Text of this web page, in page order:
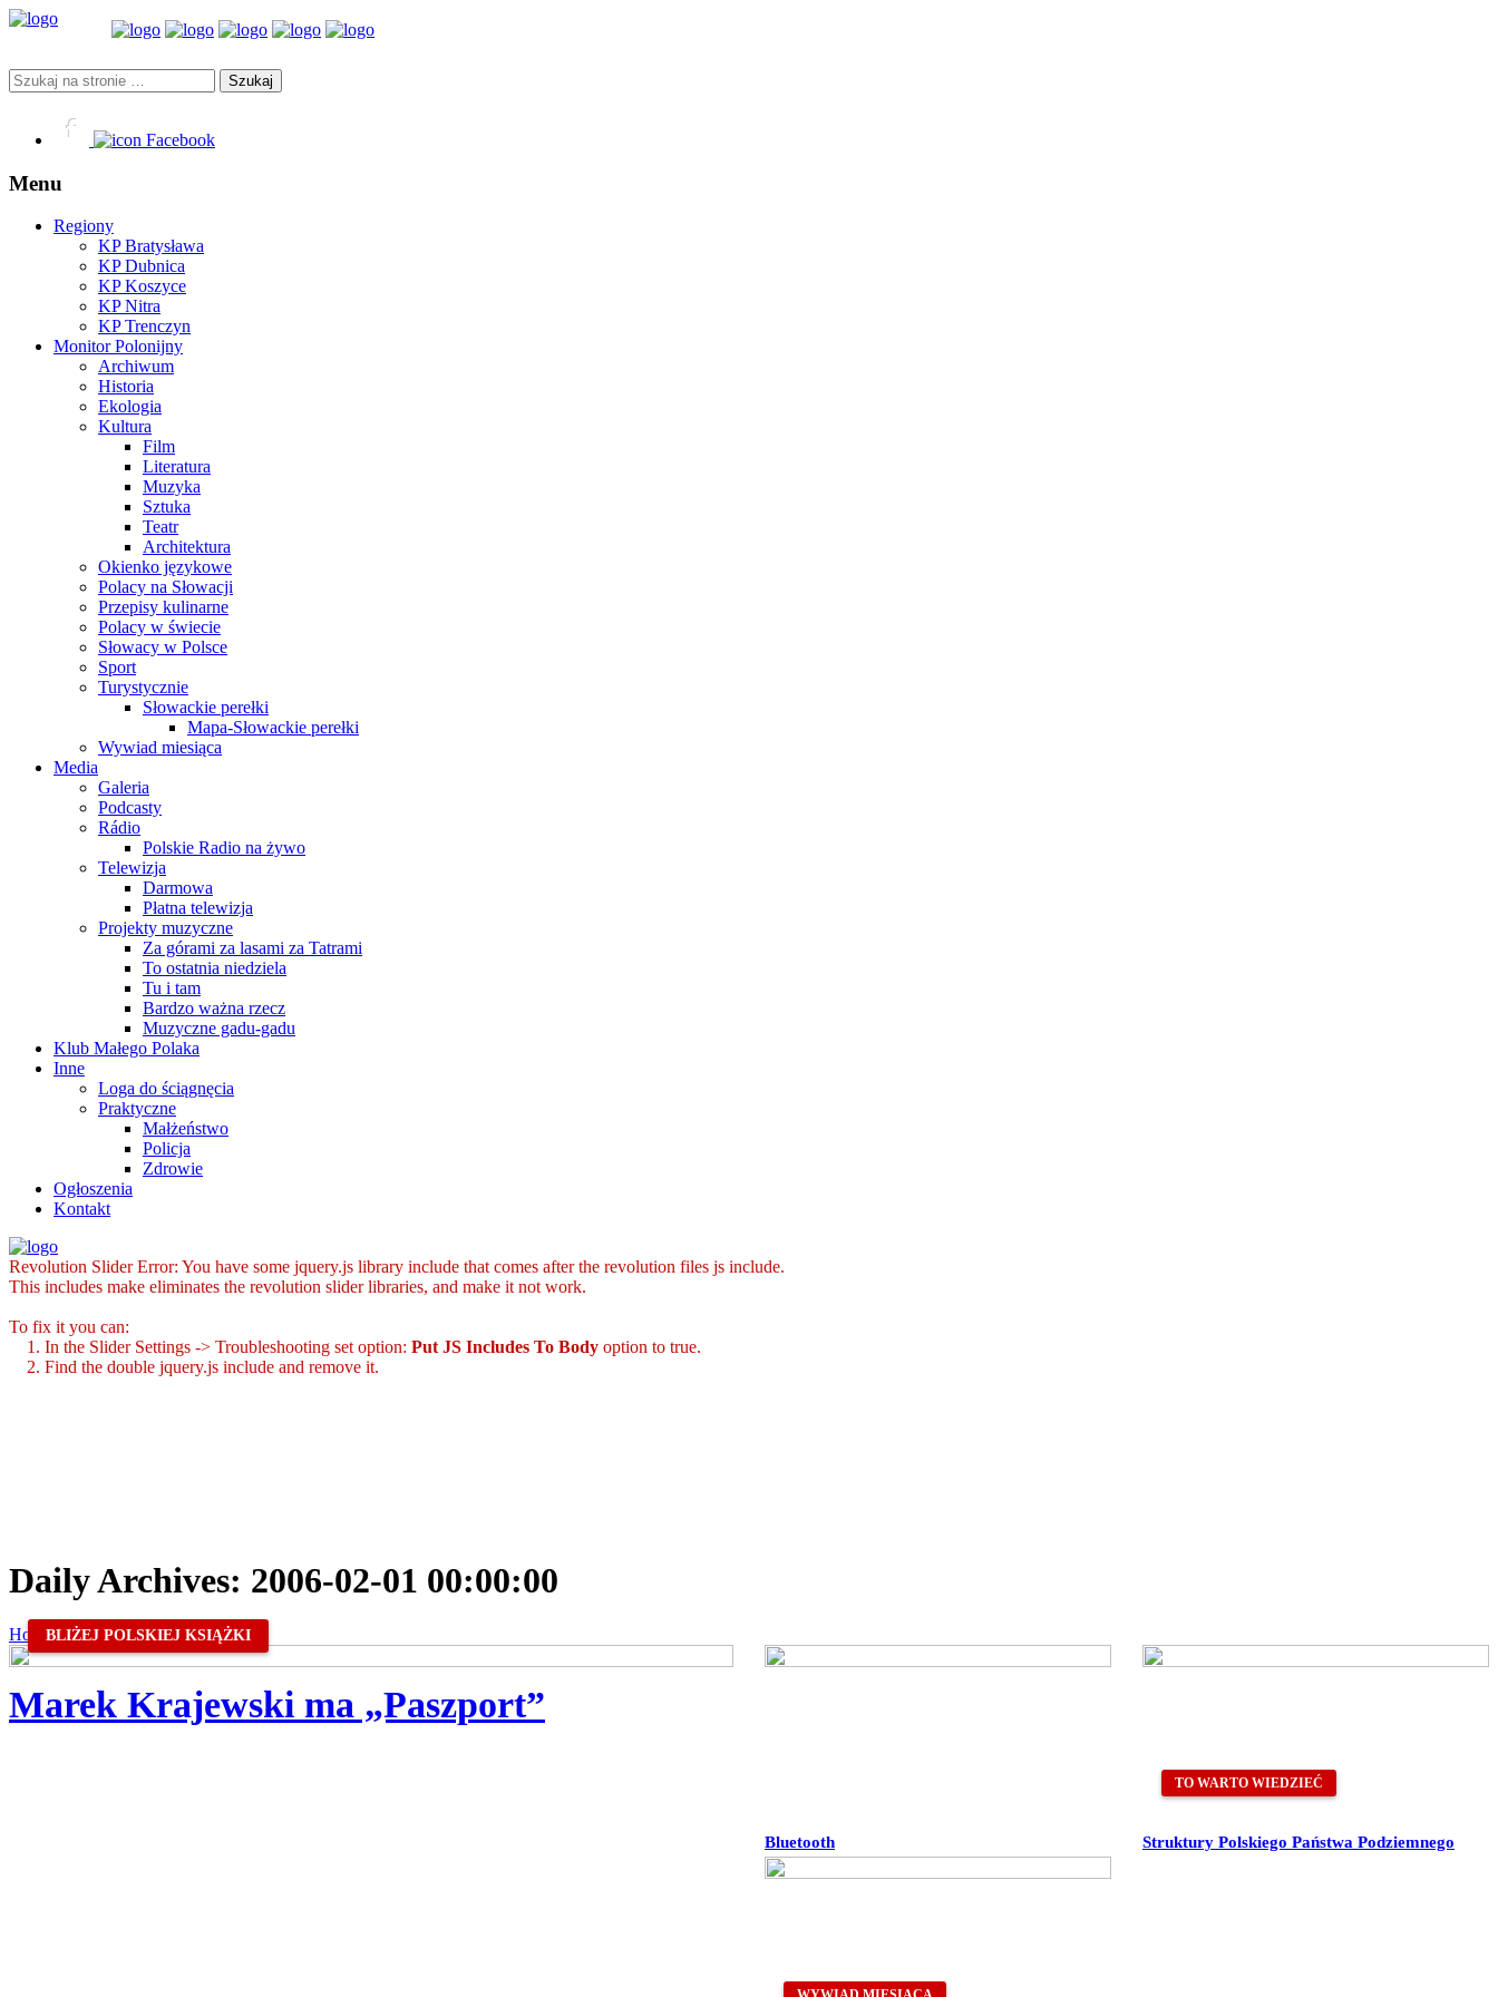
Facebook
Menu
Regiony
KP Bratysława
KP Dubnica
KP Koszyce
KP Nitra
KP Trenczyn
Monitor Polonijny
Archiwum
Historia
Ekologia
Kultura
Film
Literatura
Muzyka
Sztuka
Teatr
Architektura
Okienko językowe
Polacy na Słowacji
Przepisy kulinarne
Polacy w świecie
Słowacy w Polsce
Sport
Turystycznie
Słowackie perełki
Mapa-Słowackie perełki
Wywiad miesiąca
Media
Galeria
Podcasty
Rádio
Polskie Radio na żywo
Telewizja
Darmowa
Płatna telewizja
Projekty muzyczne
Za górami za lasami za Tatrami
To ostatnia niedziela
Tu i tam
Bardzo ważna rzecz
Muzyczne gadu-gadu
Klub Małego Polaka
Inne
Loga do ściągnęcia
Praktyczne
Małżeństwo
Policja
Zdrowie
Ogłoszenia
Kontakt
Revolution Slider Error: You have some jquery.js library include that comes after the revolution files js include.
This includes make eliminates the revolution slider libraries, and make it not work.
To fix it you can:
1. In the Slider Settings -> Troubleshooting set option: Put JS Includes To Body option to true.
2. Find the double jquery.js include and remove it.
Daily Archives: 2006-02-01 00:00:00
Home / 2006 / február / 01
BLIŻEJ POLSKIEJ KSIĄŻKI
Marek Krajewski ma „Paszport”
Bluetooth
TO WARTO WIEDZIEĆ
Struktury Polskiego Państwa Podziemnego